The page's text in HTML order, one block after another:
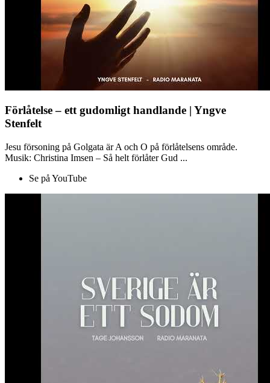
Förlåtelse – ett gudomligt handlande | Yngve
Stenfelt
Jesu försoning på Golgata är A och O på förlåtelsens område.
Musik: Christina Imsen – Så helt förlåter Gud ...
Se på YouTube